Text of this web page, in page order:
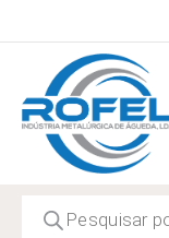
to
content
search